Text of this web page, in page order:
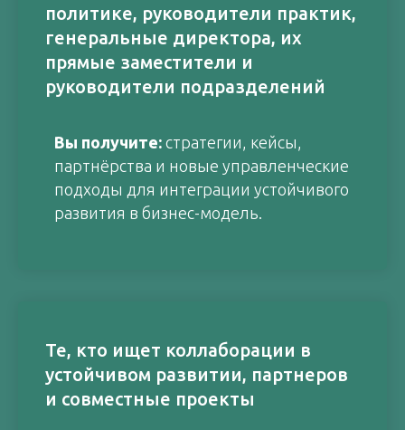
политике, руководители практик,
генеральные директора, их
прямые заместители и
руководители подразделений
Вы получите: стратегии, кейсы,
партнёрства и новые управленческие
подходы для интеграции устойчивого
развития в бизнес-модель.
Те, кто ищет коллаборации в
устойчивом развитии, партнеров
и совместные проекты